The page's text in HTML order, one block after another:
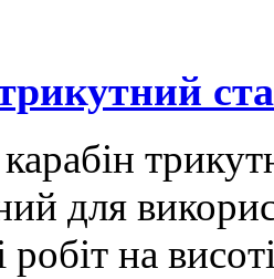
для
на